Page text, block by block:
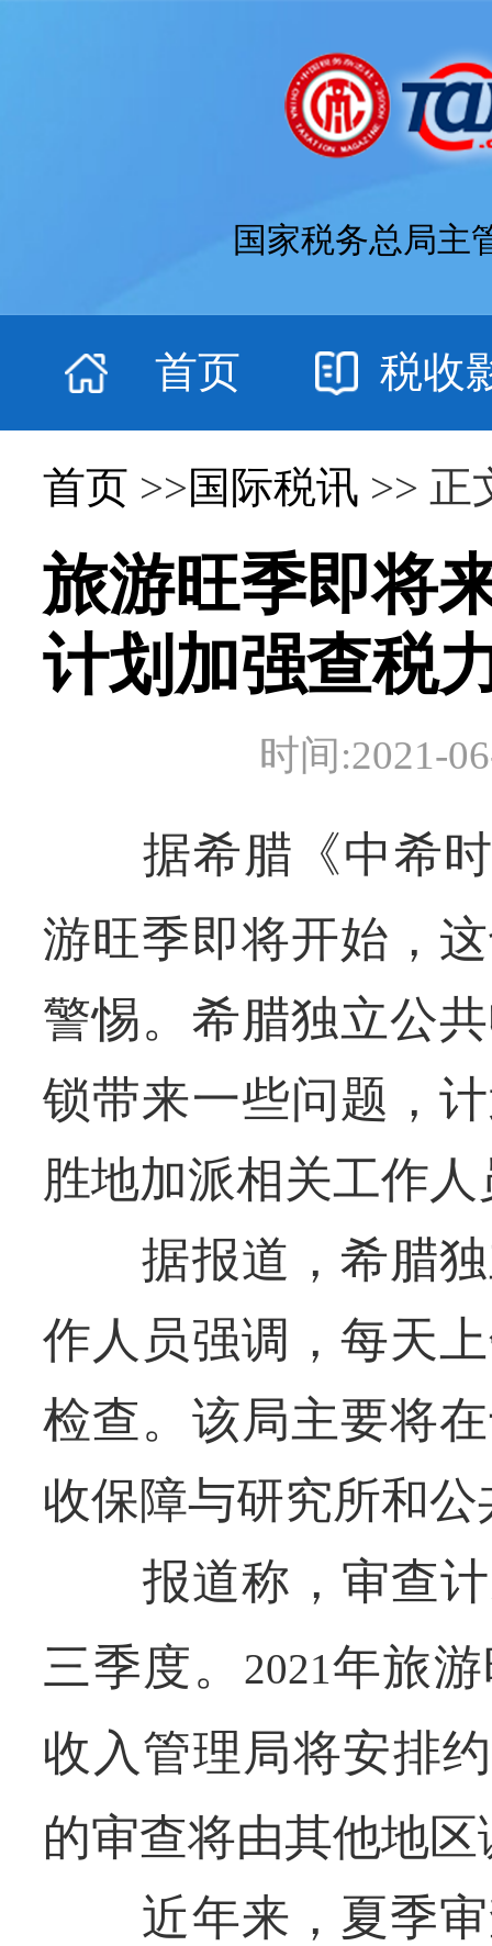
国家税务总局主
首页 税收
首页 >>国际税讯 >> 正
旅游旺季即将
计划加强查税
时间:2021-
据希腊《中希时
游旺季即将开始，
警惕。希腊独立公
锁带来一些问题，
胜地加派相关工作人
据报道，希腊独
作人员强调，每天
检查。该局主要将
收保障与研究所和
报道称，审查计
三季度。
2021年旅
收入管理局将安排约
的审查将由其他地
近年来，夏季审